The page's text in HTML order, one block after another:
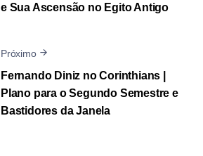
e Sua Ascensão no Egito Antigo
Próximo
Fernando Diniz no Corinthians |
Plano para o Segundo Semestre e
Bastidores da Janela